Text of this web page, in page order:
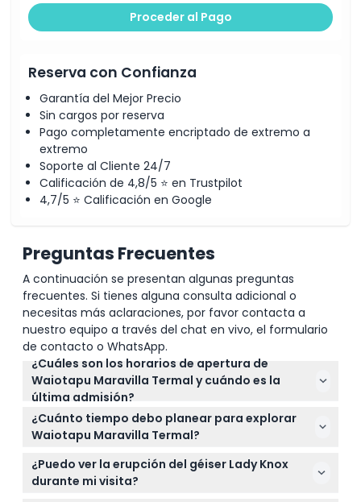
Proceder al Pago
Reserva con Confianza
Garantía del Mejor Precio
Sin cargos por reserva
Pago completamente encriptado de extremo a
extremo
Soporte al Cliente 24/7
Calificación de 4,8/5 ⭐ en Trustpilot
4,7/5 ⭐ Calificación en Google
Preguntas Frecuentes
A continuación se presentan algunas preguntas
frecuentes. Si tienes alguna consulta adicional o
necesitas más aclaraciones, por favor contacta a
nuestro equipo a través del chat en vivo, el formulario
de contacto o WhatsApp.
¿Cuáles son los horarios de apertura de
Waiotapu Maravilla Termal y cuándo es la
última admisión?
Waiotapu Maravilla Termal está abierto todos los
días de 8:30 AM a 4:30 PM, con la última admisión a
las 3:00 PM. Está cerrado el día de Navidad (sujeto a
cambios — por favor confirme al momento de la
reserva).
¿Cuánto tiempo debo planear para explorar
Waiotapu Maravilla Termal?
El recorrido completo autoguiado por Waiotapu
Maravilla Termal toma aproximadamente 90
¿Puedo ver la erupción del géiser Lady Knox
durante mi visita?